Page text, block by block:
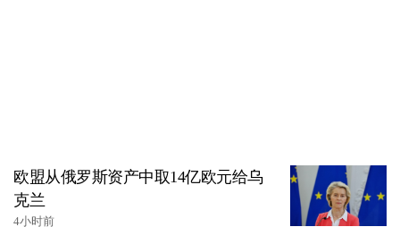
欧盟从俄罗斯资产中取14亿欧元给乌
克兰
4小时前